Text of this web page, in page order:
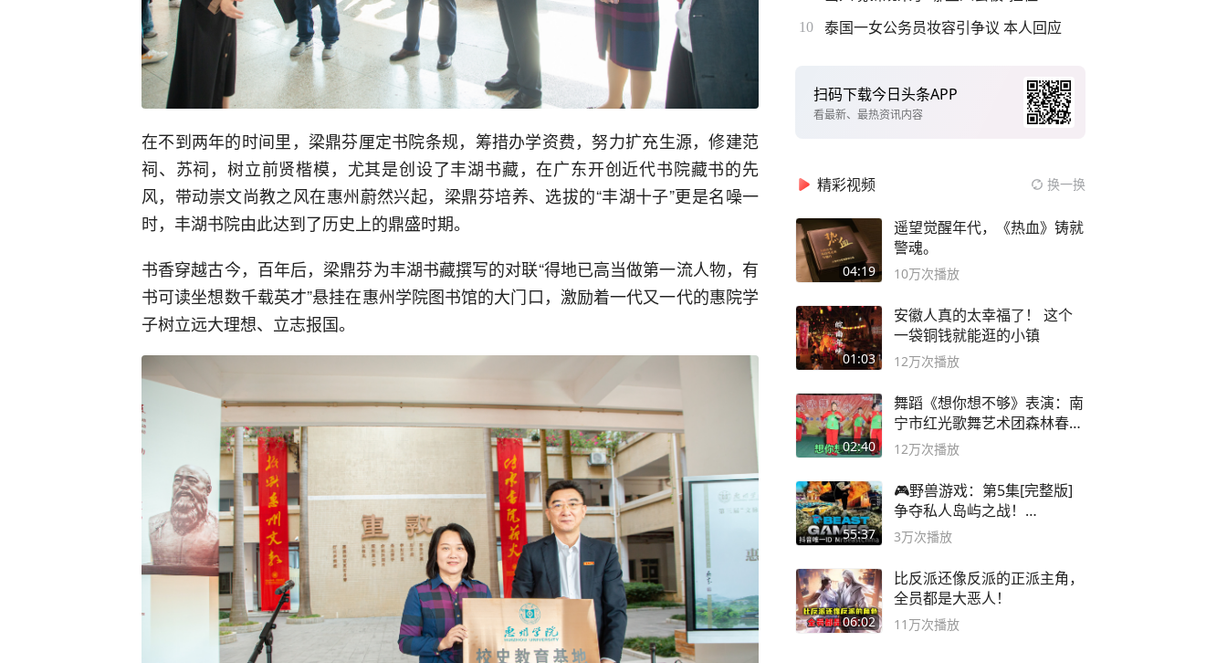
在不到两年的时间里，梁鼎芬厘定书院条规，筹措办学资费，努力扩充生源，修建范
祠、苏祠，树立前贤楷模，尤其是创设了丰湖书藏，在广东开创近代书院藏书的先
风，带动崇文尚教之风在惠州蔚然兴起，梁鼎芬培养、选拔的“丰湖十子”更是名噪一
时，丰湖书院由此达到了历史上的鼎盛时期。
书香穿越古今，百年后，梁鼎芬为丰湖书藏撰写的对联“得地已高当做第一流人物，有
书可读坐想数千载英才”悬挂在惠州学院图书馆的大门口，激励着一代又一代的惠院学
子树立远大理想、立志报国。
10 泰国一女公务员妆容引争议 本人回应
扫码下载今日头条APP
看最新、最热资讯内容
精彩视频 换一换
04:19
遥望觉醒年代，《热血》铸就
警魂。
10万次播放
01:03
安徽人真的太幸福了！ 这个
一袋铜钱就能逛的小镇
12万次播放
02:40
舞蹈《想你想不够》表演：南
宁市红光歌舞艺术团森林春红
舞蹈队。
12万次播放
55:37
🎮野兽游戏：第5集[完整版]
争夺私人岛屿之战！
#MrBeastChina
3万次播放
06:02
比反派还像反派的正派主角，
全员都是大恶人！
11万次播放